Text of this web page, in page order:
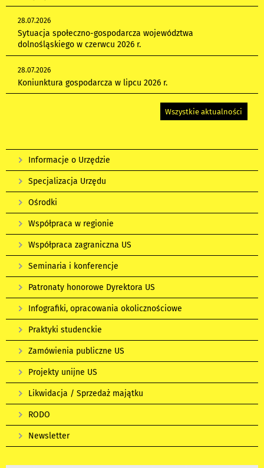
28.07.2026
Sytuacja społeczno-gospodarcza województwa
dolnośląskiego w czerwcu 2026 r.
28.07.2026
Koniunktura gospodarcza w lipcu 2026 r.
Wszystkie aktualności
Informacje o Urzędzie
Specjalizacja Urzędu
Ośrodki
Współpraca w regionie
Współpraca zagraniczna US
Seminaria i konferencje
Patronaty honorowe Dyrektora US
Infografiki, opracowania okolicznościowe
Praktyki studenckie
Zamówienia publiczne US
Projekty unijne US
Likwidacja / Sprzedaż majątku
RODO
Newsletter